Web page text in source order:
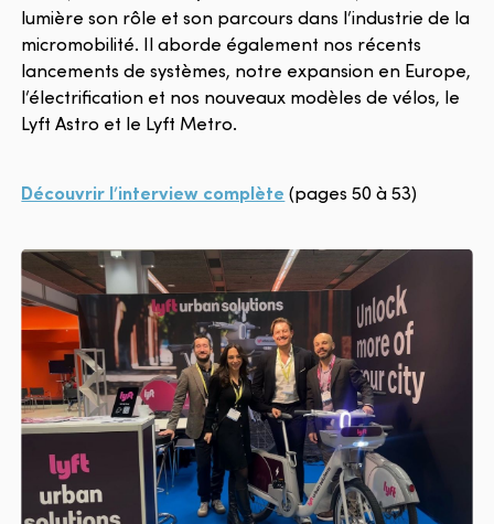
lumière son rôle et son parcours dans l’industrie de la
micromobilité. Il aborde également nos récents
lancements de systèmes, notre expansion en Europe,
l’électrification et nos nouveaux modèles de vélos, le
Lyft Astro et le Lyft Metro.
Découvrir l’interview complète (pages 50 à 53)